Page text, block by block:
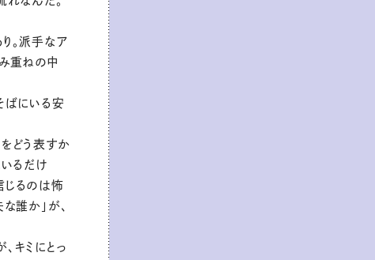
。派手なア
重ねの中
ばにいる安
どう表すか
るだけ
るのは怖
誰か」が、
キミにとっ